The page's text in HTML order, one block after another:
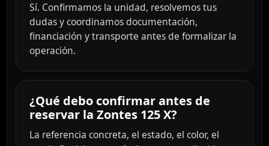
Sí. Confirmamos la unidad, resolvemos tus
dudas y coordinamos documentación,
financiación y transporte antes de formalizar la
operación.
¿Qué debo confirmar antes de
reservar la Zontes 125 X?
La referencia concreta, el estado, el color, el